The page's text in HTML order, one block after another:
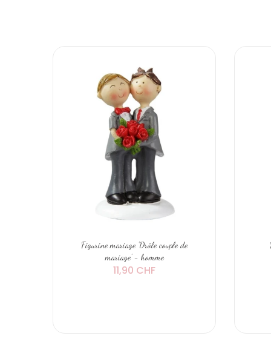
Figurine mariage 'Drôle couple de
mariage' - homme
11,90 CHF